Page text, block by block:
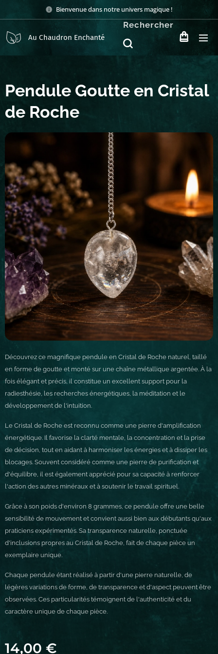
Bienvenue dans notre univers magique !
Au Chaudron Enchanté
Rechercher
Pendule Goutte en Cristal
de Roche
Découvrez ce magnifique pendule en Cristal de Roche naturel, taillé
en forme de goutte et monté sur une chaîne métallique argentée. À la
fois élégant et précis, il constitue un excellent support pour la
radiesthésie, les recherches énergétiques, la méditation et le
développement de l'intuition.
Le Cristal de Roche est reconnu comme une pierre d'amplification
énergétique. Il favorise la clarté mentale, la concentration et la prise
de décision, tout en aidant à harmoniser les énergies et à dissiper les
blocages. Souvent considéré comme une pierre de purification et
d'équilibre, il est également apprécié pour sa capacité à renforcer
l'action des autres minéraux et à soutenir le travail spirituel.
Grâce à son poids d'environ 8 grammes, ce pendule offre une belle
sensibilité de mouvement et convient aussi bien aux débutants qu'aux
praticiens expérimentés. Sa transparence naturelle, ponctuée
d'inclusions propres au Cristal de Roche, fait de chaque pièce un
exemplaire unique.
Chaque pendule étant réalisé à partir d'une pierre naturelle, de
légères variations de forme, de transparence et d'aspect peuvent être
observées. Ces particularités témoignent de l'authenticité et du
caractère unique de chaque pièce.
14,00 €